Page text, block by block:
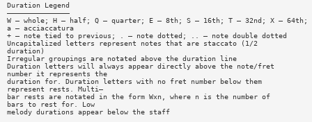
Duration Legend
———————————————
W — whole; H — half; Q — quarter; E — 8th; S — 16th; T — 32nd; X — 64th;
a — acciaccatura
+ — note tied to previous; . — note dotted; .. — note double dotted
Uncapitalized letters represent notes that are staccato (1/2
duration)
Irregular groupings are notated above the duration line
Duration letters will always appear directly above the note/fret
number it represents the
duration for. Duration letters with no fret number below them
represent rests. Multi—
bar rests are notated in the form Wxn, where n is the number of
bars to rest for. Low
melody durations appear below the staff